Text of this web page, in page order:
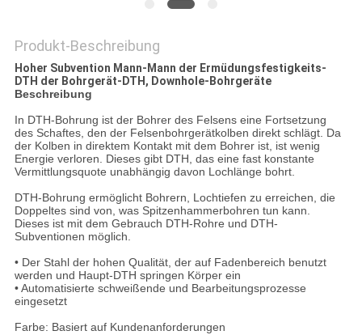
Produkt-Beschreibung
Hoher Subvention Mann-Mann der Ermüdungsfestigkeits-
DTH der Bohrgerät-DTH, Downhole-Bohrgeräte
Beschreibung
In DTH-Bohrung ist der Bohrer des Felsens eine Fortsetzung
des Schaftes, den der Felsenbohrgerätkolben direkt schlägt. Da
der Kolben in direktem Kontakt mit dem Bohrer ist, ist wenig
Energie verloren. Dieses gibt DTH, das eine fast konstante
Vermittlungsquote unabhängig davon Lochlänge bohrt.
DTH-Bohrung ermöglicht Bohrern, Lochtiefen zu erreichen, die
Doppeltes sind von, was Spitzenhammerbohren tun kann.
Dieses ist mit dem Gebrauch DTH-Rohre und DTH-
Subventionen möglich.
• Der Stahl der hohen Qualität, der auf Fadenbereich benutzt
werden und Haupt-DTH springen Körper ein
• Automatisierte schweißende und Bearbeitungsprozesse
eingesetzt
Farbe: Basiert auf Kundenanforderungen